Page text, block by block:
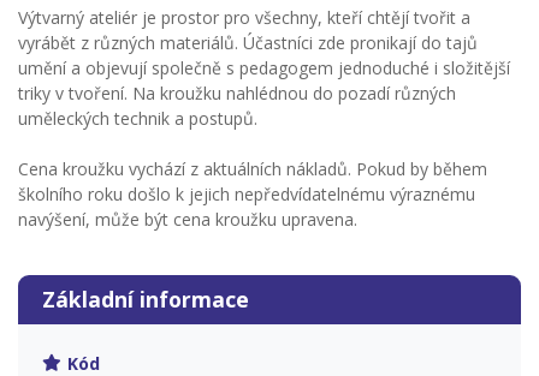
Výtvarný ateliér je prostor pro všechny, kteří chtějí tvořit a
vyrábět z různých materiálů. Účastníci zde pronikají do tajů
umění a objevují společně s pedagogem jednoduché i složitější
triky v tvoření. Na kroužku nahlédnou do pozadí různých
uměleckých technik a postupů.
Cena kroužku vychází z aktuálních nákladů. Pokud by během
školního roku došlo k jejich nepředvídatelnému výraznému
navýšení, může být cena kroužku upravena.
Základní informace
Kód